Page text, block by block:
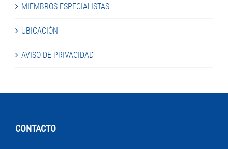
MIEMBROS ESPECIALISTAS
UBICACIÓN
AVISO DE PRIVACIDAD
CONTACTO